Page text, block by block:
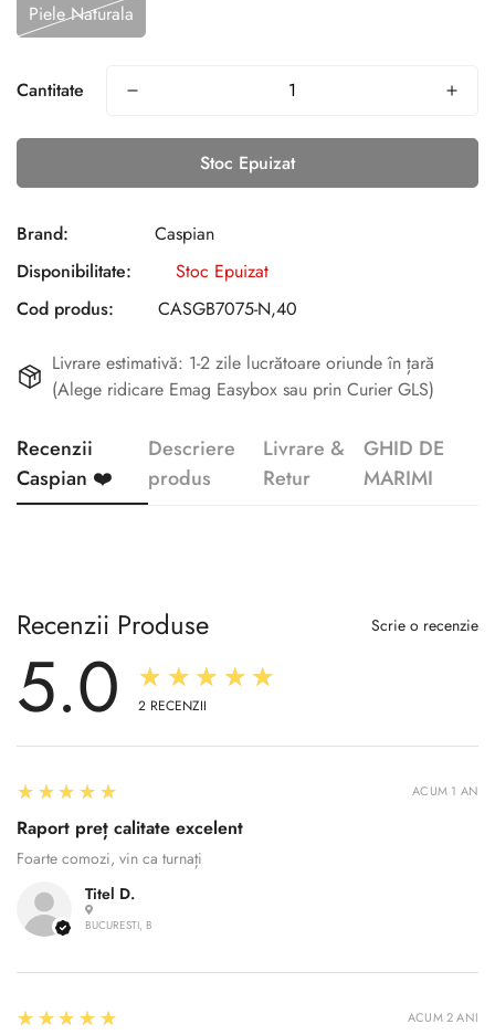
Piele Naturala
Cantitate
Stoc Epuizat
Brand:
Caspian
Disponibilitate:
Stoc Epuizat
Cod produs:
CASGB7075-N,40
Livrare estimativă: 1-2 zile lucrătoare oriunde în țară
(Alege ridicare Emag Easybox sau prin Curier GLS)
Recenzii
Caspian ❤️
Descriere
produs
Livrare &
Retur
GHID DE
MARIMI
Recenzii Produse Scrie o recenzie
5.0 ★★★★★
2 RECENZII
Titel D.
BUCURESTI, B
5
★★★★★
Raport preț calitate excelent
Foarte comozi, vin ca turnați
ACUM 1 AN
5
★★★★★ ACUM 2 ANI